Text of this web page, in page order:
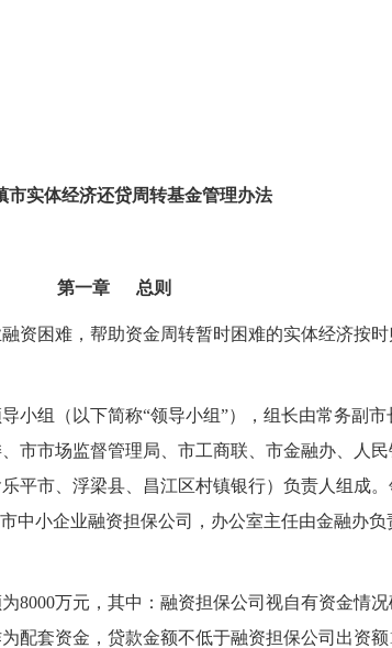
市实体经济还贷周转基金管理办法
第一章 总则
资困难，帮助资金周转暂时困难的实体经济按
小组（以下简称“领导小组”），组长由常务副
市市场监督管理局、市工商联、市金融办、人
平市、浮梁县、昌江区村镇银行）负责人组成
中小企业融资担保公司，办公室主任由金融办
8000万元，其中：融资担保公司视自有资金情
配套资金，贷款金额不低于融资担保公司出资额